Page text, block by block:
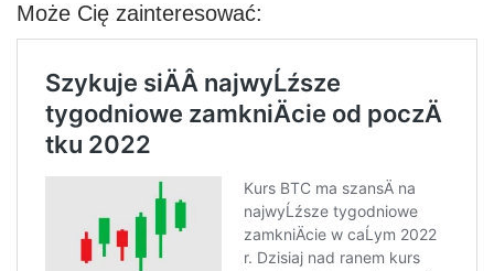
Może Cię zainteresować: